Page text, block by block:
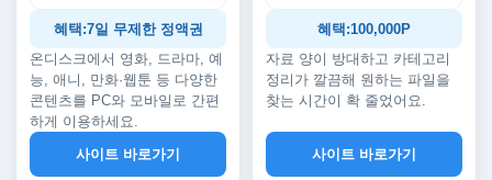
혜택:7일 무제한 정액권
온디스크에서 영화, 드라마, 예
능, 애니, 만화·웹툰 등 다양한
콘텐츠를 PC와 모바일로 간편
하게 이용하세요.
사이트 바로가기
혜택:100,000P
자료 양이 방대하고 카테고리
정리가 깔끔해 원하는 파일을
찾는 시간이 확 줄었어요.
사이트 바로가기